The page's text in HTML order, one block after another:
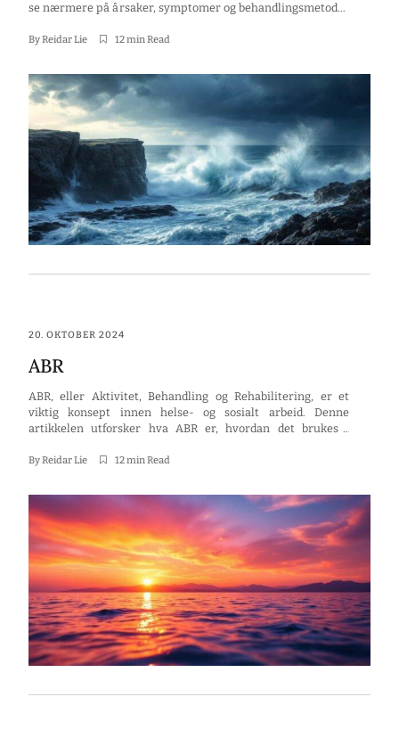
se nærmere på årsaker, symptomer og behandlingsmetoder
kan skje i kroppen vår. Dette er viktig informasjon for både
ByReidar Lie 12 min Read
20. OKTOBER 2024
ABR
ABR, eller Aktivitet, Behandling og Rehabilitering, er et
viktig konsept innen helse- og sosialt arbeid. Denne
artikkelen utforsker hva ABR er, hvordan det brukes i
økonomi, utdanning, samfunnsutvikling, samt utfordringer
i behandling og rehabilitering av rusmisbrukere. Det finnes
flere typer ABR, hver […]
ByReidar Lie 12 min Read